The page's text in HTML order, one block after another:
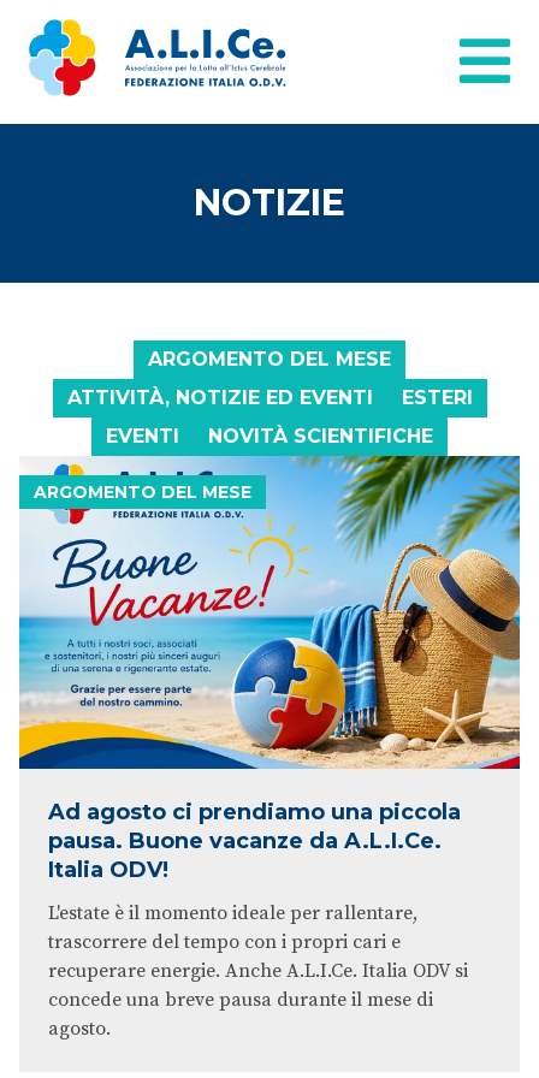
NOTIZIE
ARGOMENTO DEL MESE
ATTIVITÀ, NOTIZIE ED EVENTI
ESTERI
EVENTI
NOVITÀ SCIENTIFICHE
ARGOMENTO DEL MESE
Ad agosto ci prendiamo una piccola
pausa. Buone vacanze da A.L.I.Ce.
Italia ODV!
L'estate è il momento ideale per rallentare,
trascorrere del tempo con i propri cari e
recuperare energie. Anche A.L.I.Ce. Italia ODV si
concede una breve pausa durante il mese di
agosto.